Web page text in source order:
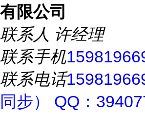
有限公司
联系人 许经理
联系手机
联系电话
同步） QQ：